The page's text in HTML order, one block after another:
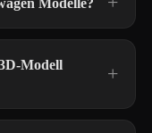
Modelle?
Modell